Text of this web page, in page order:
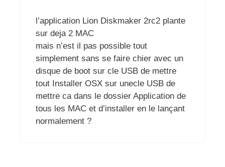
l’application Lion Diskmaker 2rc2 plante
sur deja 2 MAC
mais n’est il pas possible tout
simplement sans se faire chier avec un
disque de boot sur cle USB de mettre
tout Installer OSX sur unecle USB de
mettre ca dans le dossier Application de
tous les MAC et d’installer en le lançant
normalement ?